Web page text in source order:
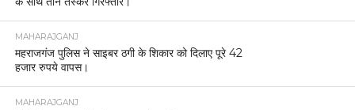
MAHARAJGANJ
महराजगंज पुलिस ने साइबर ठगी के शिकार को दिलाए पूरे 42
हजार रुपये वापस।
MAHARAJGANJ